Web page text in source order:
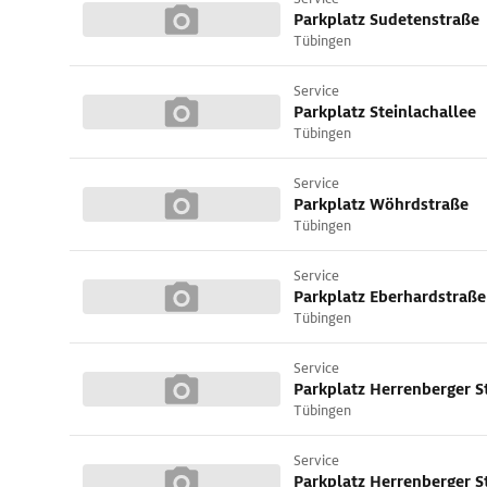
Parkplatz Sudetenstraße
Tübingen
Service
Parkplatz Steinlachallee
Tübingen
Service
Parkplatz Wöhrdstraße
Tübingen
Service
Parkplatz Eberhardstraße
Tübingen
Service
Parkplatz Herrenberger
Tübingen
Service
Parkplatz Herrenberger